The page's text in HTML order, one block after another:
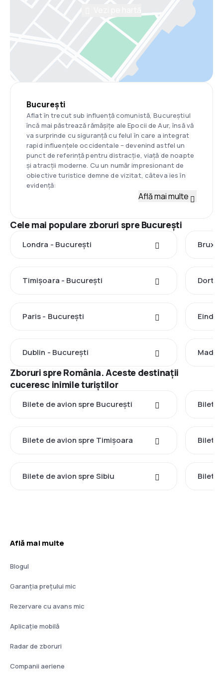
București
Aflat în trecut sub influență comunistă, Bucureștiul
încă mai păstrează rămășițe ale Epocii de Aur, însă vă
va surprinde cu siguranță cu felul în care a integrat
rapid influențele occidentale – devenind astfel un
punct de referință pentru distracție, viață de noapte
și atracții moderne. Cu un număr impresionant de
obiective turistice demne de vizitat, câteva ies în
evidență:
Află mai multe
Cele mai populare zboruri spre București
Londra - București
Timișoara - București
Paris - București
Dublin - București
Zboruri spre România. Aceste destinații
cuceresc inimile turiștilor
Bilete de avion spre București Bilete
Bilete de avion spre Timișoara Bilete
Bilete de avion spre Sibiu Bilete
Află mai multe
Blogul
Garanția prețului mic
Rezervare cu avans mic
Aplicație mobilă
Radar de zboruri
Companii aeriene